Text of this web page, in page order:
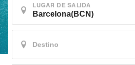
LUGAR DE SALIDA